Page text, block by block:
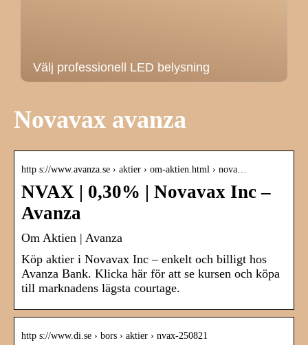
Välj professionell LED belysning
Novavax avanza
http s://www.avanza.se › aktier › om-aktien.html › nova…
NVAX | 0,30% | Novavax Inc –
Avanza
Om Aktien | Avanza
Köp aktier i Novavax Inc – enkelt och billigt hos
Avanza Bank. Klicka här för att se kursen och köpa
till marknadens lägsta courtage.
http s://www.di.se › bors › aktier › nvax-250821